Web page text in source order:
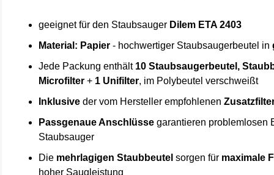
geeignet für den Staubsauger Dilem ETA 2403
Material: Papier - hochwertiger Staubsaugerbeutel in
Jede Packung enthält 10 Staubsaugerbeutel,
Microfilter + 1 Unifilter, im Polybeutel verschweißt
Inklusive der vom Hersteller empfohlenen
Passgenaue Anschlüsse garantieren problemlosen
Staubsauger
Die mehrlagigen Staubbeutel sorgen für maximale
hoher Saugleistung